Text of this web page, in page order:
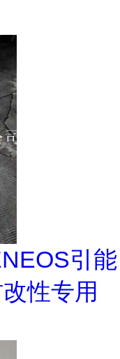
引能
性专用